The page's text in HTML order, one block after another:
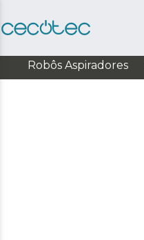
Robôs Aspiradores